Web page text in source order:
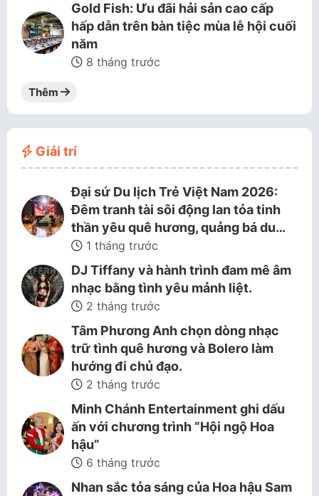
Gold Fish: Ưu đãi hải sản cao cấp
hấp dẫn trên bàn tiệc mùa lễ hội cuối
năm
8 tháng trước
Thêm
Giải trí
Đại sứ Du lịch Trẻ Việt Nam 2026:
Đêm tranh tài sôi động lan tỏa tinh
thần yêu quê hương, quảng bá du…
1 tháng trước
DJ Tiffany và hành trình đam mê âm
nhạc bằng tình yêu mảnh liệt.
2 tháng trước
Tâm Phương Anh chọn dòng nhạc
trữ tình quê hương và Bolero làm
hướng đi chủ đạo.
2 tháng trước
Minh Chánh Entertainment ghi dấu
ấn với chương trình “Hội ngộ Hoa
hậu”
6 tháng trước
Nhan sắc tỏa sáng của Hoa hậu Sam